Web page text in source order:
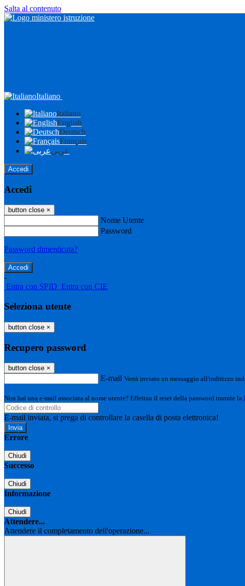
Salta al contenuto
Italiano
Italiano
English
Deutsch
Français
عربى
Accedi
Accedi
button close ×
Nome Utente
Password
Password dimenticata?
-
Entra con SPID Entra con CIE
Seleziona utente
button close ×
Recupero password
button close ×
E-mail Verrà inviato un messaggio all'indirizzo
Non hai una e-mail associata al nome utente? Effettua il reset della password tramite la
E-mail inviata, si prega di controllare la casella di posta elettronica!
Errore
Chiudi
Successo
Chiudi
Informazione
Chiudi
Attendere...
Attendere il completamento dell'operazione...